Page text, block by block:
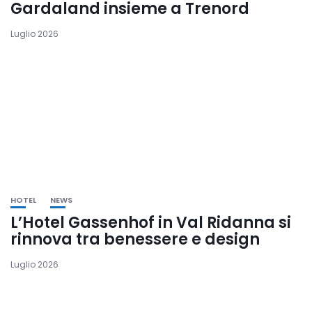
Gardaland insieme a Trenord
Luglio 2026
HOTEL NEWS
L’Hotel Gassenhof in Val Ridanna si
rinnova tra benessere e design
Luglio 2026